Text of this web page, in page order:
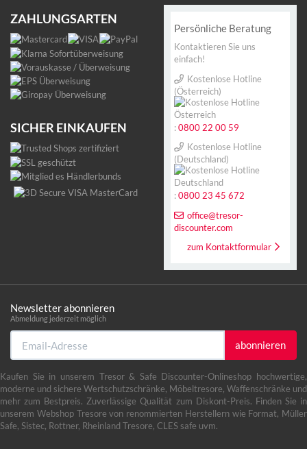
ZAHLUNGSARTEN
SICHER EINKAUFEN
Persönliche Beratung
Kontaktieren Sie uns
einfach!
Kostenlose Hotline
(Österreich)
:0800 22 00 59
Kostenlose Hotline
(Deutschland)
:0800 23 45 672
office@tresor-
discounter.com
zum Kontaktformular
Newsletter abonnieren
Abmeldung jederzeit möglich
Email-
Adresse
abonnieren
Kaufen Sie in unserem Tresor & Safe Discounter-Onlineshop hochwertige,
moderne und sichere Wertschutzschränke, Möbeltresore, Waffenschränke und
mehr zum Bestpreis. Zuverlässige Qualität zum Diskont-Preis. Finden Sie in
unserem Webshop Tresore von renommierten Herstellern wie Format, Müller
Safe, Sistec, Rottner, Rheinland Tresore, CLES safe uvm.